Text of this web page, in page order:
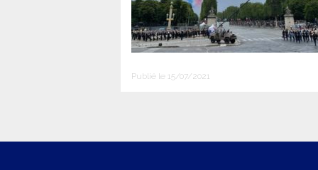
Publié le 15/07/2021